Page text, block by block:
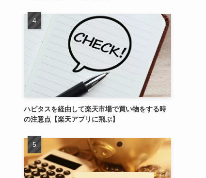
ハピタスを経由して楽天市場で買い物をする時
の注意点【楽天アプリに飛ぶ】